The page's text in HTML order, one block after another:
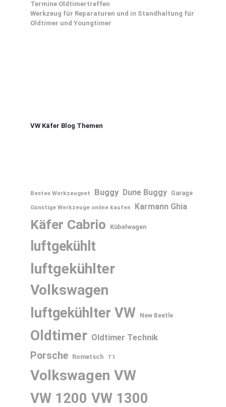
Termine Oldtimertreffen
Werkzeug für Reparaturen und in Standhaltung für
Oldtimer und Youngtimer
VW Käfer Blog Themen
Bestes Werkzeugset Buggy Dune Buggy
Garage
Günstige Werkzeuge online kaufen
Karmann Ghia
Käfer Cabrio Kübelwagen
luftgekühlt
luftgekühlter
Volkswagen
luftgekühlter VW New Beetle
Oldtimer Oldtimer Technik
Porsche Rometsch T1
Volkswagen VW
VW 1200 VW 1300